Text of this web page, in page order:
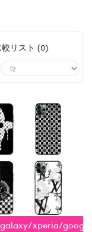
較リスト (0)
xperia/